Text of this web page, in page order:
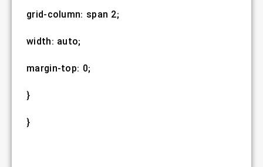
grid-column: span 2;
width: auto;
margin-top: 0;
}
}